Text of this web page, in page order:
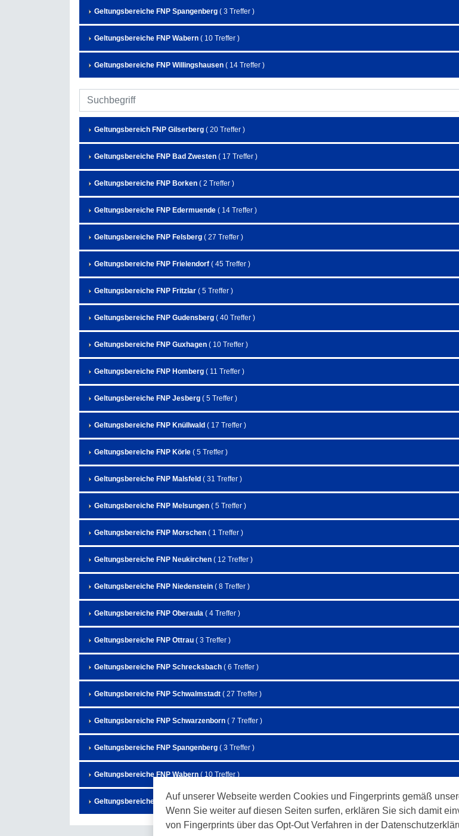
Auf unserer Webseite werden Cookies und Fingerprints gemäß
Wenn Sie weiter auf diesen Seiten surfen, erklären Sie sich damit
von Fingerprints über das Opt-Out Verfahren in der
Geltungsbereiche FNP Spangenberg ( 3 Treffer )
Geltungsbereiche FNP Wabern ( 10 Treffer )
Geltungsbereiche FNP Willingshausen ( 14 Treffer )
Geltungsbereich FNP Gilserberg ( 20 Treffer )
Geltungsbereiche FNP Bad Zwesten ( 17 Treffer )
Geltungsbereiche FNP Borken ( 2 Treffer )
Geltungsbereiche FNP Edermuende ( 14 Treffer )
Geltungsbereiche FNP Felsberg ( 27 Treffer )
Geltungsbereiche FNP Frielendorf ( 45 Treffer )
Geltungsbereiche FNP Fritzlar ( 5 Treffer )
Geltungsbereiche FNP Gudensberg ( 40 Treffer )
Geltungsbereiche FNP Guxhagen ( 10 Treffer )
Geltungsbereiche FNP Homberg ( 11 Treffer )
Geltungsbereiche FNP Jesberg ( 5 Treffer )
Geltungsbereiche FNP Knüllwald ( 17 Treffer )
Geltungsbereiche FNP Körle ( 5 Treffer )
Geltungsbereiche FNP Malsfeld ( 31 Treffer )
Geltungsbereiche FNP Melsungen ( 5 Treffer )
Geltungsbereiche FNP Morschen ( 1 Treffer )
Geltungsbereiche FNP Neukirchen ( 12 Treffer )
Geltungsbereiche FNP Niedenstein ( 8 Treffer )
Geltungsbereiche FNP Oberaula ( 4 Treffer )
Geltungsbereiche FNP Ottrau ( 3 Treffer )
Geltungsbereiche FNP Schrecksbach ( 6 Treffer )
Geltungsbereiche FNP Schwalmstadt ( 27 Treffer )
Geltungsbereiche FNP Schwarzenborn ( 7 Treffer )
Geltungsbereiche FNP Spangenberg ( 3 Treffer )
Geltungsbereiche FNP Wabern ( 10 Treffer )
Geltungsbereiche FNP Willingshausen( 14 Treffer )